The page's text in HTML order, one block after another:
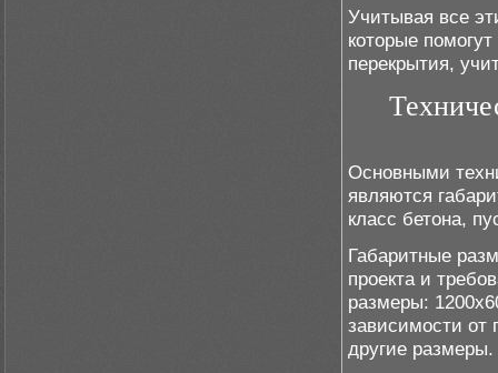
Учитывая все
которые
перекрытия,
Основными
являются
класс бетона,
Габаритные
проекта и
размеры:
зависимости от
другие размеры.